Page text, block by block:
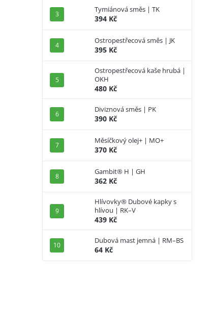
Tymiánová směs | TK
394 Kč
Ostropestřecová směs | JK
395 Kč
Ostropestřecová kaše hrubá |
OKH
480 Kč
Diviznová směs | PK
390 Kč
Měsíčkový olej+ | MO+
370 Kč
Gambit® H | GH
362 Kč
Hlívovky® Dubové kapky s
hlívou | RK–V
439 Kč
Dubová mast jemná | RM–BS
64 Kč